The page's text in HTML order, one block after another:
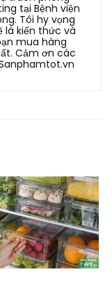
tại Bệnh viện
Tôi hy vọng
là kiến thức và
mua hàng
Cảm ơn các